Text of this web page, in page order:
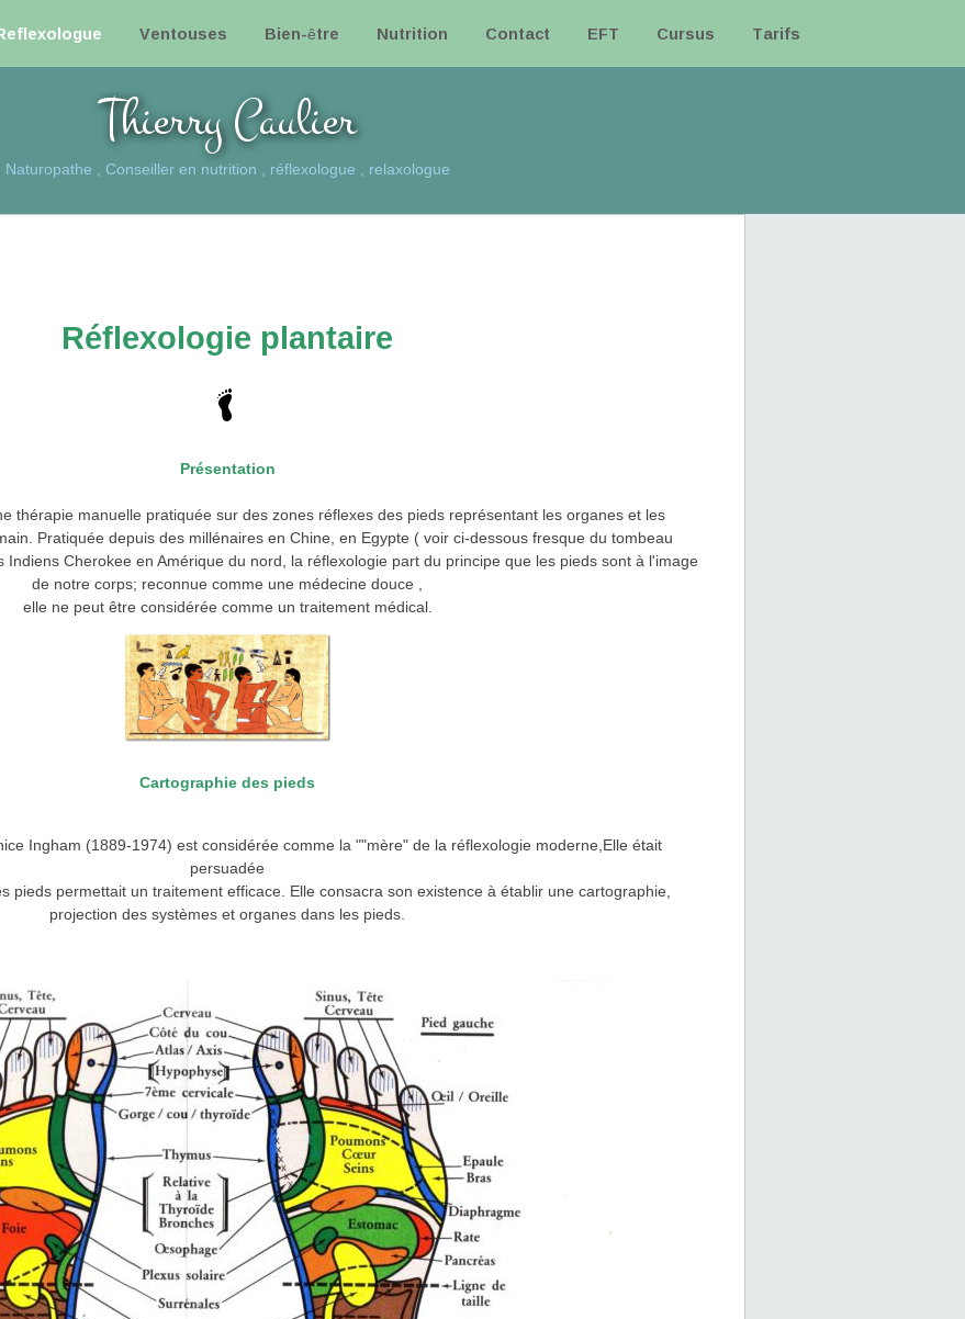
Ventouses Bien-être Nutrition Contact EFT Cursus Tarifs
Thierry Caulier
Naturopathe , Conseiller en nutrition , réflexologue , relaxologue
Réflexologie plantaire
Présentation
thérapie manuelle pratiquée sur des zones réflexes des pieds représentant les organes et les
Pratiquée depuis des millénaires en Chine, en Egypte ( voir ci-dessous fresque du tombeau
Cherokee en Amérique du nord, la réflexologie part du principe que les pieds sont à l'image
de notre corps; reconnue comme une médecine douce ,
elle ne peut être considérée comme un traitement médical.
Cartographie des pieds
Ingham (1889-1974) est considérée comme la ""mère" de la réflexologie moderne,Elle était
persuadée
pieds permettait un traitement efficace. Elle consacra son existence à établir une cartographie,
projection des systèmes et organes dans les pieds.